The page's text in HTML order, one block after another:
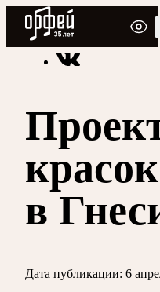
Радио Орфей
Радио классической
в
Дата публикации: 6